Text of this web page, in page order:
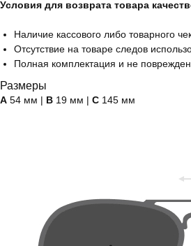
Условия для возврата товара
Наличие кассового либо товарного
Отсутствие на товаре следов
Полная комплектация и не
Размеры
А 54 мм | B 19 мм | C 145 мм